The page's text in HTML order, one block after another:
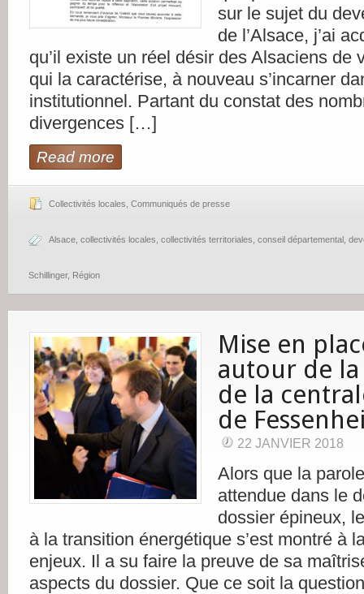
sur le sujet du
de l’Alsace, j’ai
qu’il existe un réel désir des Alsaciens de
qui la caractérise, à nouveau s’incarner
institutionnel. Partant du constat des
divergences […]
Read more
Collectivités locales Communiqués de presse
Alsace collectivités locales collectivités territoriales conseil départemental
Schillinger, Région
Mise en
autour de
de la
de
22 JANVIER 2018
Alors que la
attendue dans le
dossier épineux,
à la transition énergétique s’est montré à
enjeux. Il a su faire la preuve de sa
aspects du dossier. Que ce soit la